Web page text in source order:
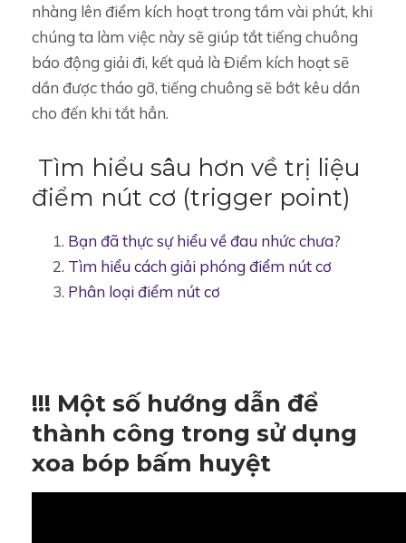
nhàng lên điểm kích hoạt trong tầm vài phút, khi
chúng ta làm việc này sẽ giúp tắt tiếng chuông
báo động giải đi, kết quả là Điểm kích hoạt sẽ
dần được tháo gỡ, tiếng chuông sẽ bớt kêu dần
cho đến khi tắt hẳn.
Tìm hiểu sâu hơn về trị liệu
điểm nút cơ (trigger point)
Bạn đã thực sự hiểu về đau nhức chưa?
Tìm hiểu cách giải phóng điểm nút cơ
Phân loại điểm nút cơ
!!! Một số hướng dẫn để
thành công trong sử dụng
xoa bóp bấm huyệt